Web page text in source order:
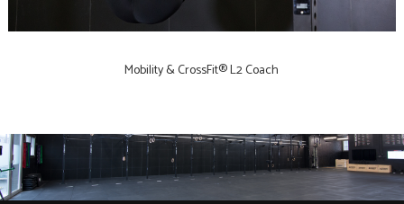
Mobility & CrossFit® L2 Coach